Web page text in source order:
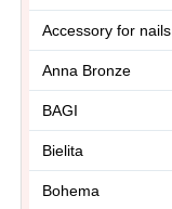
Accessory for nails
Anna Bronze
BAGI
Bielita
Bohema